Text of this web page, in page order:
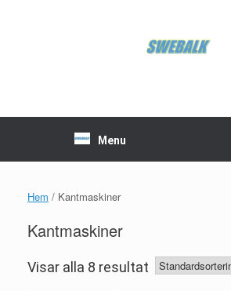
Menu
Hem / Kantmaskiner
Kantmaskiner
Visar alla 8 resultat